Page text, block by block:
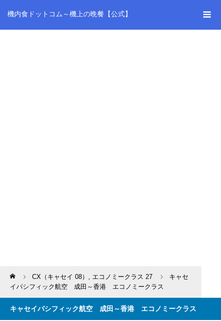
機内食ドットコム～機上の晩餐【公式】
Home CX（キャセイ 08） , エコノミークラス 27
キャセ
イパシフィック航空 成田～香港 エコノミークラス
キャセイパシフィック航空 成田～香港 エコノミークラス